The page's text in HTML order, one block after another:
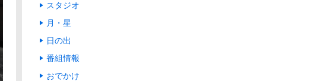
スタジオ
月・星
日の出
番組情報
おでかけ